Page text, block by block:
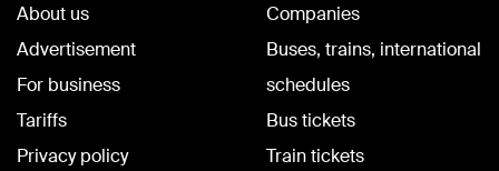
About us
Advertisement
For business
Tariffs
Privacy policy
Companies
Buses, trains, international
schedules
Bus tickets
Train tickets